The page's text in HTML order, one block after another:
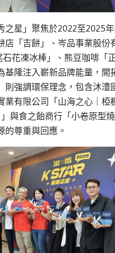
之星」聚焦於2022至2025
店「吉餅」、岑品事業股份
石花凍冰棒」、熊豆咖啡「
基隆注入嶄新品牌能量，開
則強調環保理念，包含沐澧
業有限公司「山海之心｜椏
與食之飴商行「小卷原型
的尊重與回應。